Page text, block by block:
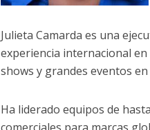
Julieta Camarda es una
experiencia internacional
shows y grandes eventos en
Ha liderado equipos de